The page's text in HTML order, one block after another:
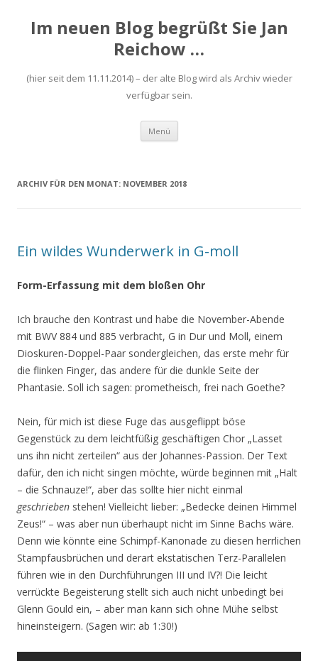
Im neuen Blog begrüßt Sie Jan
Reichow …
(hier seit dem 11.11.2014) – der alte Blog wird als Archiv wieder
verfügbar sein.
Menü Zum
springen
ARCHIV FÜR DEN MONAT: NOVEMBER 2018
Ein wildes Wunderwerk in G-moll
Form-Erfassung mit dem bloßen Ohr
Ich brauche den Kontrast und habe die November-Abende
mit BWV 884 und 885 verbracht, G in Dur und Moll, einem
Dioskuren-Doppel-Paar sondergleichen, das erste mehr für
die flinken Finger, das andere für die dunkle Seite der
Phantasie. Soll ich sagen: prometheisch, frei nach Goethe?
Nein, für mich ist diese Fuge das ausgeflippt böse
Gegenstück zu dem leichtfüßig geschäftigen Chor „Lasset
uns ihn nicht zerteilen“ aus der Johannes-Passion. Der Text
dafür, den ich nicht singen möchte, würde beginnen mit „Halt
– die Schnauze!“, aber das sollte hier nicht einmal
geschrieben stehen! Vielleicht lieber: „Bedecke deinen Himmel
Zeus!“ – was aber nun überhaupt nicht im Sinne Bachs wäre.
Denn wie könnte eine Schimpf-Kanonade zu diesen herrlichen
Stampfausbrüchen und derart ekstatischen Terz-Parallelen
führen wie in den Durchführungen III und IV?! Die leicht
verrückte Begeisterung stellt sich auch nicht unbedingt bei
Glenn Gould ein, – aber man kann sich ohne Mühe selbst
hineinsteigern. (Sagen wir: ab 1:30!)